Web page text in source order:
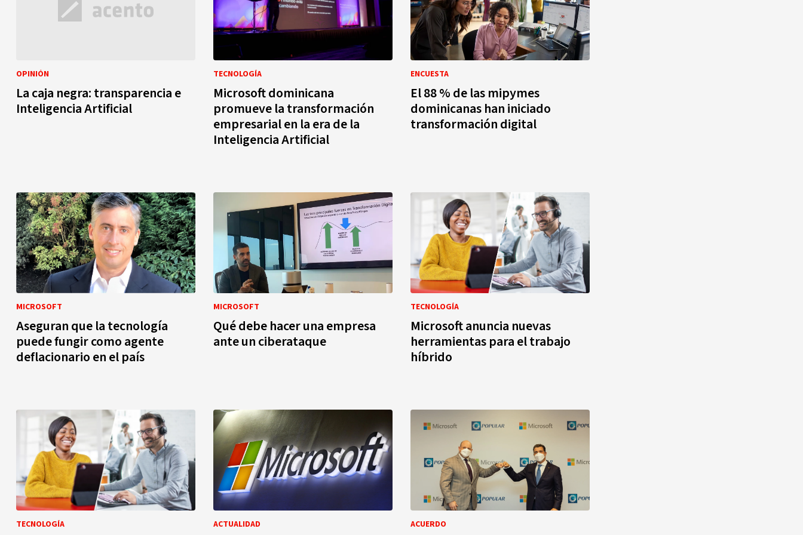
OPINIÓN
La caja negra: transparencia e
Inteligencia Artificial
TECNOLOGÍA
Microsoft dominicana
promueve la transformación
empresarial en la era de la
Inteligencia Artificial
ENCUESTA
El 88 % de las mipymes
dominicanas han iniciado
transformación digital
MICROSOFT
Aseguran que la tecnología
puede fungir como agente
deflacionario en el país
MICROSOFT
Qué debe hacer una empresa
ante un ciberataque
TECNOLOGÍA
Microsoft anuncia nuevas
herramientas para el trabajo
híbrido
TECNOLOGÍA ACTUALIDAD ACUERDO